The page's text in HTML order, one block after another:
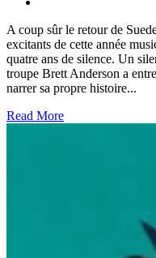
A coup sûr le retour de
excitants de cette année
quatre ans de silence. Un
troupe Brett Anderson a
narrer sa propre histoire...
Read More